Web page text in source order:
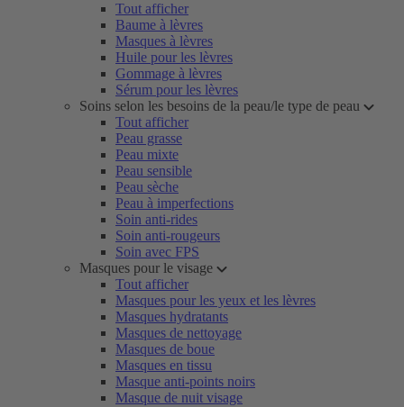
Tout afficher
Baume à lèvres
Masques à lèvres
Huile pour les lèvres
Gommage à lèvres
Sérum pour les lèvres
Soins selon les besoins de la peau/le type de peau
Tout afficher
Peau grasse
Peau mixte
Peau sensible
Peau sèche
Peau à imperfections
Soin anti-rides
Soin anti-rougeurs
Soin avec FPS
Masques pour le visage
Tout afficher
Masques pour les yeux et les lèvres
Masques hydratants
Masques de nettoyage
Masques de boue
Masques en tissu
Masque anti-points noirs
Masque de nuit visage